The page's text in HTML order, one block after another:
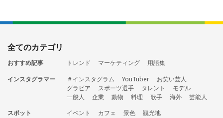
全てのカテゴリ
おすすめ記事 トレンド マーケティング
用語集
インスタグラマー
＃インスタグラム YouTuber
お笑い芸人
グラビア
スポーツ選手 タレント
モデル
一般人
企業 動物 料理 歌手 海外
芸能人
スポット
イベント カフェ 景色
観光地